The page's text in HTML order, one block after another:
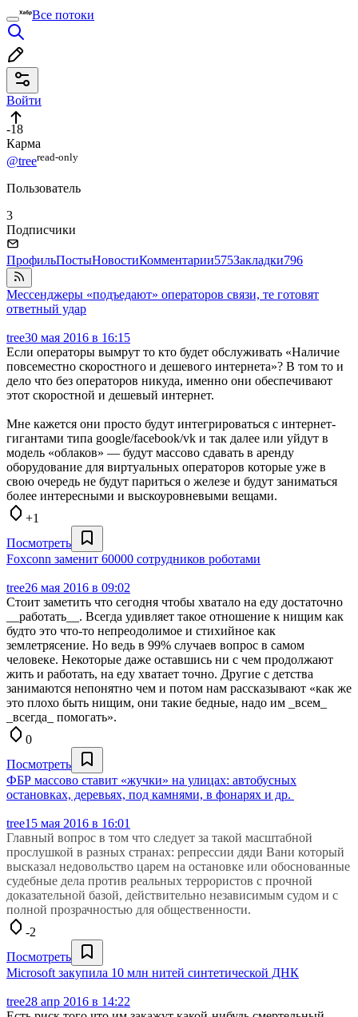
Все потоки
Войти
-18
Карма
@treeread⁠-⁠only
Пользователь
3
Подписчики
ПрофильПостыНовостиКомментарии575Закладки796
Мессенджеры «подъедают» операторов связи, те готовят
ответный удар
tree30 мая 2016 в 16:15
Если операторы вымрут то кто будет обслуживать «Наличие
повсеместно скоростного и дешевого интернета»? В том то и
дело что без операторов никуда, именно они обеспечивают
этот скоростной и дешевый интернет.
Мне кажется они просто будут интегрироваться с интернет-
гигантами типа google/facebook/vk и так далее или уйдут в
модель «облаков» — будут массово сдавать в аренду
оборудование для виртуальных операторов которые уже в
свою очередь не будут париться о железе и будут заниматься
более интересными и выскоуровневыми вещами.
+1
Посмотреть
Foxconn заменит 60000 сотрудников роботами
tree26 мая 2016 в 09:02
Стоит заметить что сегодня чтобы хватало на еду достаточно
__работать__. Всегда удивляет такое отношение к нищим как
будто это что-то непреодолимое и стихийное как
землетрясение. Но ведь в 99% случаев вопрос в самом
человеке. Некоторые даже оставшись ни с чем продолжают
жить и работать, на еду хватает точно. Другие с детства
занимаются непонятно чем и потом нам рассказывают «как же
это плохо быть нищим, они такие бедные, надо им _всем_
_всегда_ помогать».
0
Посмотреть
ФБР массово ставит «жучки» на улицах: автобусных
остановках, деревьях, под камнями, в фонарях и др.
tree15 мая 2016 в 16:01
Главный вопрос в том что следует за такой масштабной
прослушкой в разных странах: репрессии дяди Вани который
высказал недовольство царем на остановке или обоснованные
судебные дела против реальных террористов с прочной
доказательной базой, действительно независимым судом и с
полной прозрачностью для общественности.
-2
Посмотреть
Microsoft закупила 10 млн нитей синтетической ДНК
tree28 апр 2016 в 14:22